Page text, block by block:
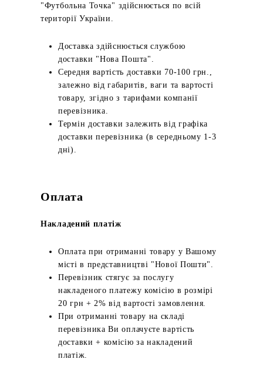
"Футбольна Точка" здійснюється по всій
території України.
Доставка здійснюється службою
доставки "Нова Пошта".
Середня вартість доставки 70-100 грн.,
залежно від габаритів, ваги та вартості
товару, згідно з тарифами компанії
перевізника.
Термін доставки залежить від графіка
доставки перевізника (в середньому 1-3
дні).
Оплата
Накладений платіж
Оплата при отриманні товару у Вашому
місті в представництві "Нової Пошти".
Перевізник стягує за послугу
накладеного платежу комісію в розмірі
20 грн + 2% від вартості замовлення.
При отриманні товару на складі
перевізника Ви оплачуєте вартість
доставки + комісію за накладений
платіж.